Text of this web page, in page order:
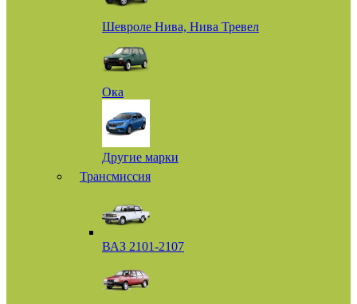
Шевроле Нива, Нива Тревел
Ока
Другие марки
Трансмиссия
ВАЗ 2101-2107